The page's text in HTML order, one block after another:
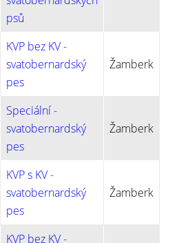
psů
KVP bez KV -
svatobernardský
pes
Žamberk
Speciální -
svatobernardský
pes
Žamberk
KVP s KV -
svatobernardský
pes
Žamberk
KVP bez KV -